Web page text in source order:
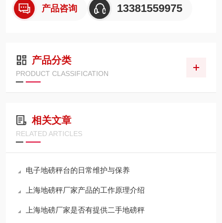
产品咨询 13381559975
产品分类
PRODUCT CLASSIFICATION
相关文章
RELATED ARTICLES
电子地磅秤台的日常维护与保养
上海地磅秤厂家产品的工作原理介绍
上海地磅厂家是否有提供二手地磅秤